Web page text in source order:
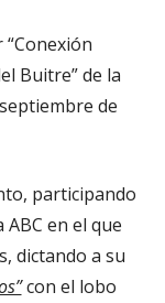
Buitre” de la
de
participando
en el que
dictando a su
con el lobo